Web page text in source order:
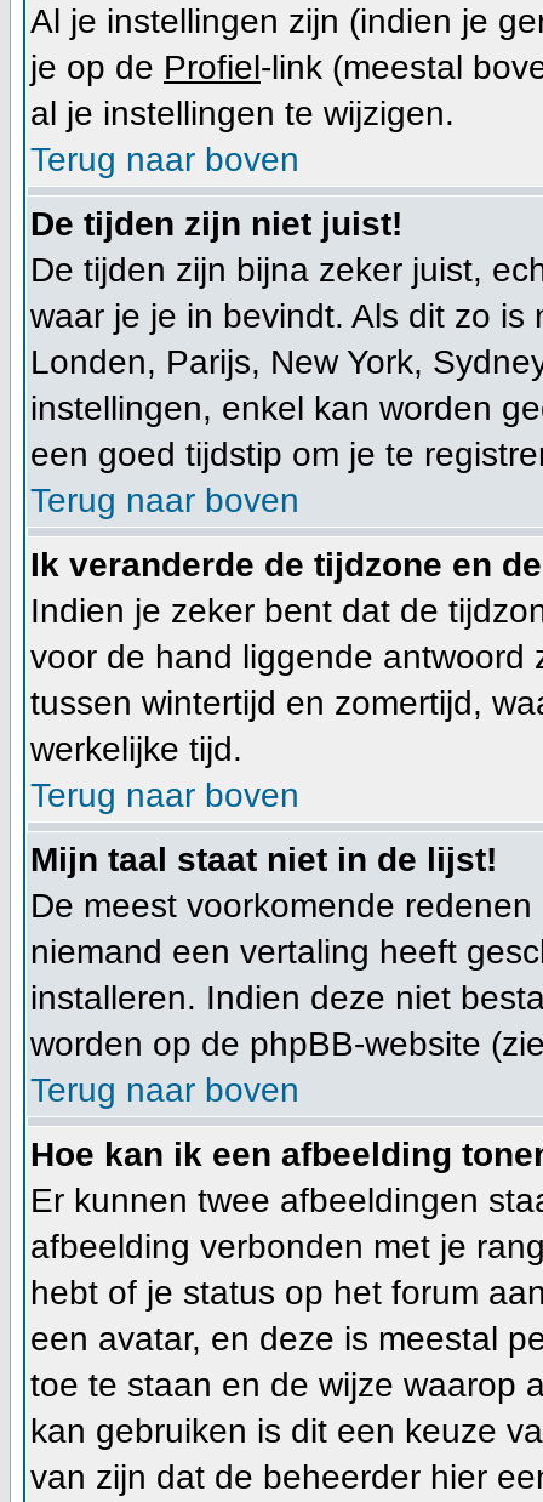
Al je instellingen zijn (indien je
je op de Profiel-link (meestal
al je instellingen te wijzigen.
Terug naar boven
De tijden zijn niet juist!
De tijden zijn bijna zeker juist,
waar je je in bevindt. Als dit zo
Londen, Parijs, New York,
instellingen, enkel kan worden
een goed tijdstip om je te
Terug naar boven
Ik veranderde de tijdzone en
Indien je zeker bent dat de
voor de hand liggende antwoord
tussen wintertijd en zomertijd,
werkelijke tijd.
Terug naar boven
Mijn taal staat niet in de lijst!
De meest voorkomende
niemand een vertaling heeft
installeren. Indien deze niet
worden op de phpBB-website
Terug naar boven
Hoe kan ik een afbeelding
Er kunnen twee afbeeldingen
afbeelding verbonden met je
hebt of je status op het forum
een avatar, en deze is meestal
toe te staan en de wijze waarop
kan gebruiken is dit een keuze
van zijn dat de beheerder hier